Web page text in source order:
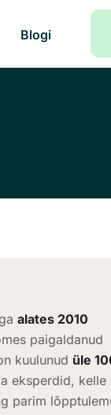
Blogi
alates 2010
paigaldanud
kuulunud üle
eksperdid, kelle
parim